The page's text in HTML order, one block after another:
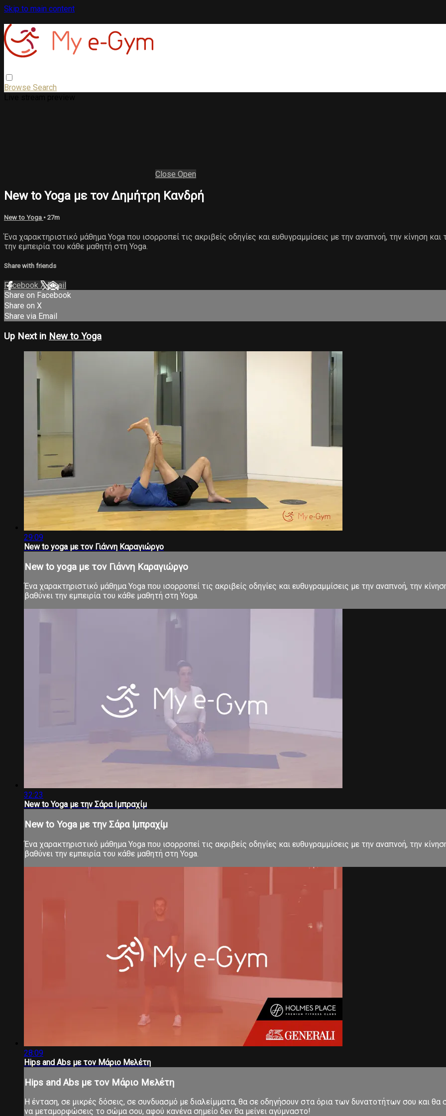
Skip to main content
Browse Search
Close Open
New to Yoga με τον Δημήτρη Κανδρή
New to Yoga • 27m
Ένα χαρακτηριστικό μάθημα Yoga που ισορροπεί τις ακριβείς οδηγίες και ευθυγραμμίσεις με την αναπνοή, την κίνηση
την εμπειρία του κάθε μαθητή στη Yoga.
Share with friends
Facebook XEmail
Share on Facebook
Share on X
Share via Email
Up Next in New to Yoga
29:09
New to yoga με τον Γιάννη Καραγιώργο
New to yoga με τον Γιάννη Καραγιώργο
Ένα χαρακτηριστικό μάθημα Yoga που ισορροπεί τις ακριβείς οδηγίες και ευθυγραμμίσεις με την αναπνοή, την
βαθύνει την εμπειρία του κάθε μαθητή στη Yoga.
32:23
New to Yoga με την Σάρα Ιμπραχίμ
New to Yoga με την Σάρα Ιμπραχίμ
Ένα χαρακτηριστικό μάθημα Yoga που ισορροπεί τις ακριβείς οδηγίες και ευθυγραμμίσεις με την αναπνοή, την
βαθύνει την εμπειρία του κάθε μαθητή στη Yoga.
28:09
Hips and Abs με τον Μάριο Μελέτη
Hips and Abs με τον Μάριο Μελέτη
Η ένταση, σε μικρές δόσεις, σε συνδυασμό με διαλείμματα, θα σε οδηγήσουν στα όρια των δυνατοτήτων σου και
να μεταμορφώσεις το σώμα σου, αφού κανένα σημείο δεν θα μείνει αγύμναστο!